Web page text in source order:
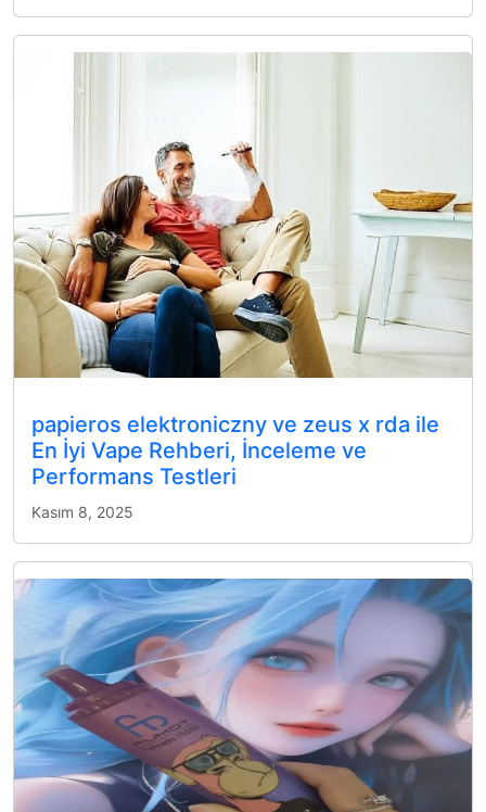
papieros elektroniczny ve zeus x rda ile
En İyi Vape Rehberi, İnceleme ve
Performans Testleri
Kasım 8, 2025